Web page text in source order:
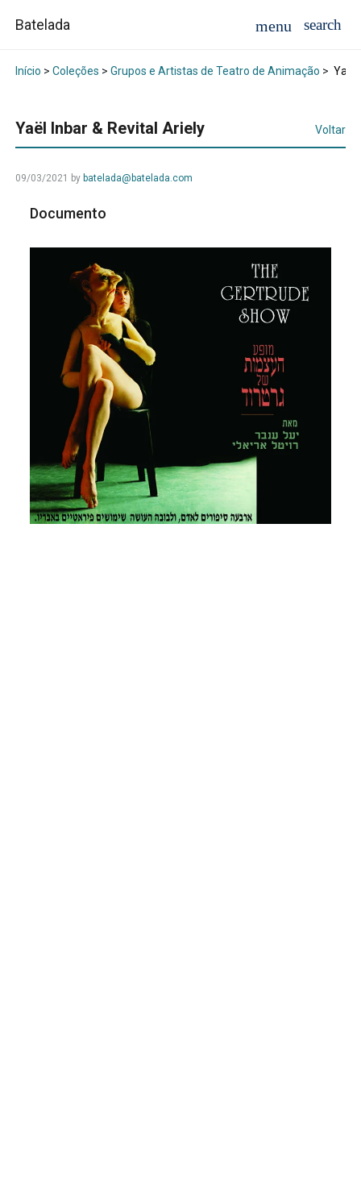
Batelada
Início > Coleções > Grupos e Artistas de Teatro de Animação > Yaël
Yaël Inbar & Revital Ariely Voltar
09/03/2021 by batelada@batelada.com
Documento